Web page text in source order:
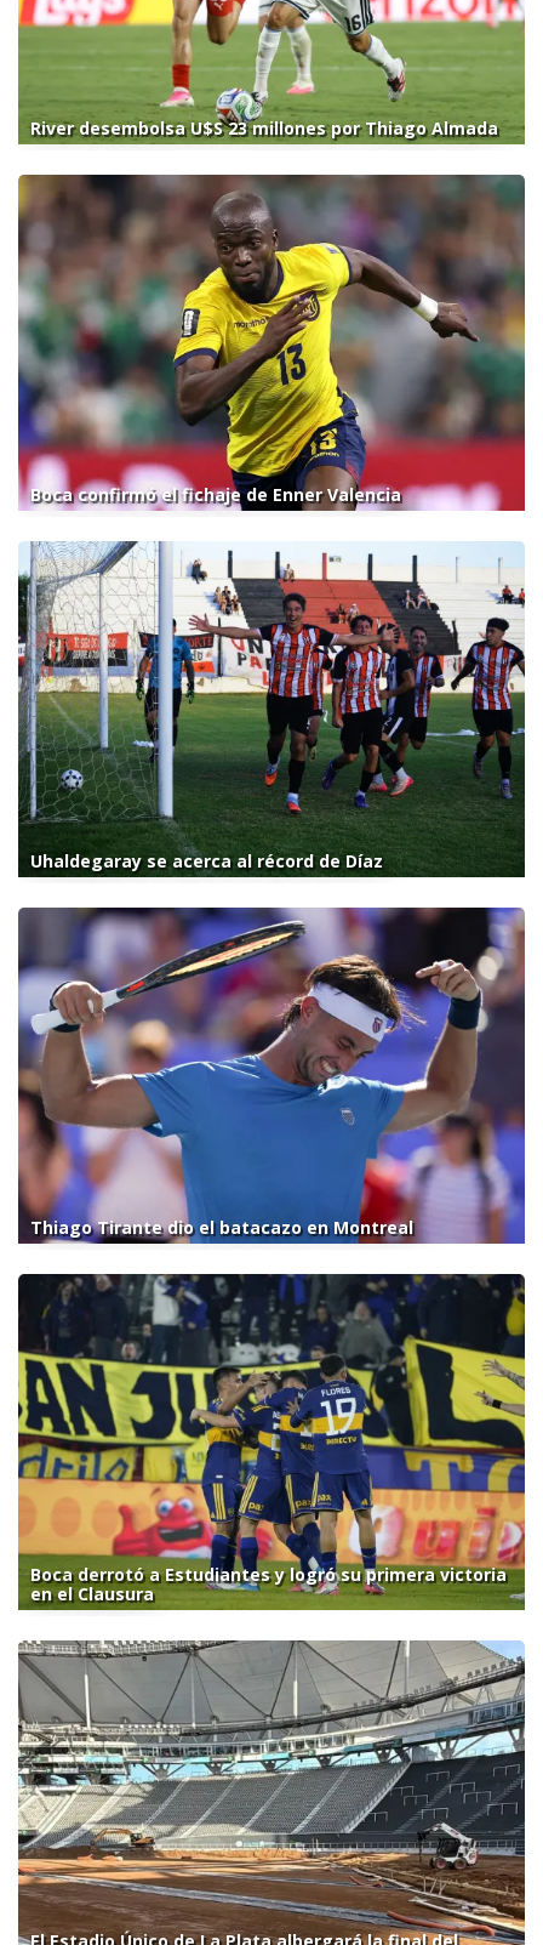
River desembolsa U$S 23 millones por Thiago Almada
Boca confirmó el fichaje de Enner Valencia
Uhaldegaray se acerca al récord de Díaz
Thiago Tirante dio el batacazo en Montreal
Boca derrotó a Estudiantes y logró su primera victoria
en el Clausura